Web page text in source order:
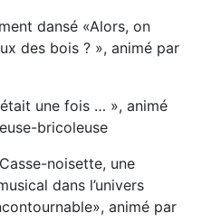
dansé «Alors, on
des bois ? », animé par
une fois … », animé
bricoleuse
noisette, une
dans l’univers
animé par